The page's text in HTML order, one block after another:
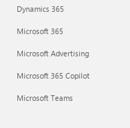
Dynamics 365
Microsoft 365
Microsoft Advertising
Microsoft 365 Copilot
Microsoft Teams